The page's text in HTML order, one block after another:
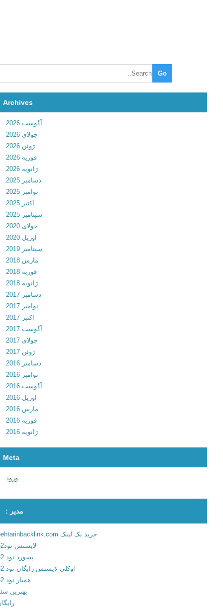
u
B
u
r
o
u
t
v
.
7
1
د
ن
ل
و
ب
ی
م
س
ب
ق
ا
ر
ا
ش
ن
Archives
آگوست 2026
جولای 2026
ژوئن 2026
فوریه 2026
ژانویه 2026
دسامبر 2025
نوامبر 2025
سپتامبر 2025
جولای 2020
آوریل 2020
سپتامبر 2019
مارس 2018
فوریه 2018
ژانویه 2018
دسامبر 2017
نوامبر 2017
آگوست 2017
جولای 2017
ژوئن 2017
دسامبر 2016
نوامبر 2016
آگوست 2016
آوریل 2016
مارس 2016
فوریه 2016
ژانویه 2016
Meta
مدیر :
خرید بک لینک behtarinbacklink.com
لایسنس نود32
پسورد نود 32
اوکلی لایسنس رایگان نود 32
همیار نود 32
بهترین سئو
رایگان